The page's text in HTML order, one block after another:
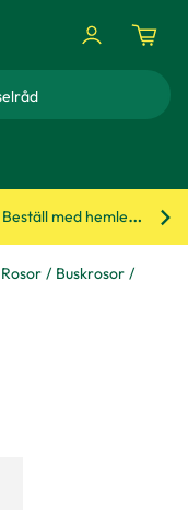
Beställ med hemleverans!
Rosor Buskrosor